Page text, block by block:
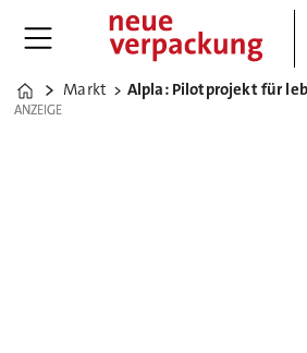
Home
Markt
ANZEIGE
ANZEIGE